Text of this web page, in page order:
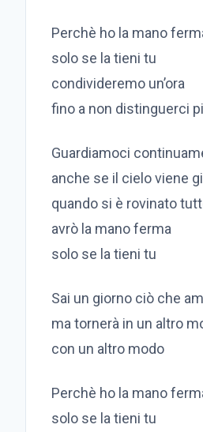
Perchè ho la mano
solo se la tieni tu
condivideremo un’ora
fino a non distinguerci
Guardiamoci
anche se il cielo viene
quando si è rovinato
avrò la mano ferma
solo se la tieni tu
Sai un giorno ciò che
ma tornerà in un altro
con un altro modo
Perchè ho la mano
solo se la tieni tu